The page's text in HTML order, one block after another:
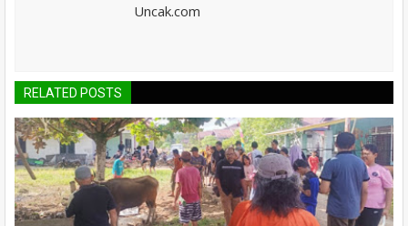
Uncak.com
RELATED POSTS